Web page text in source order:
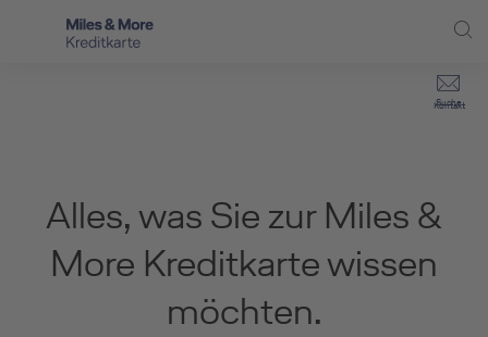
Direkt zum Hauptinhalt (Enter drücken)
Kontakt
Suche
Schritt für Schritt zur neuen Karte
Kreditkarte empfehlen
Alles, was Sie zur Miles &
More Kreditkarte wissen
möchten.